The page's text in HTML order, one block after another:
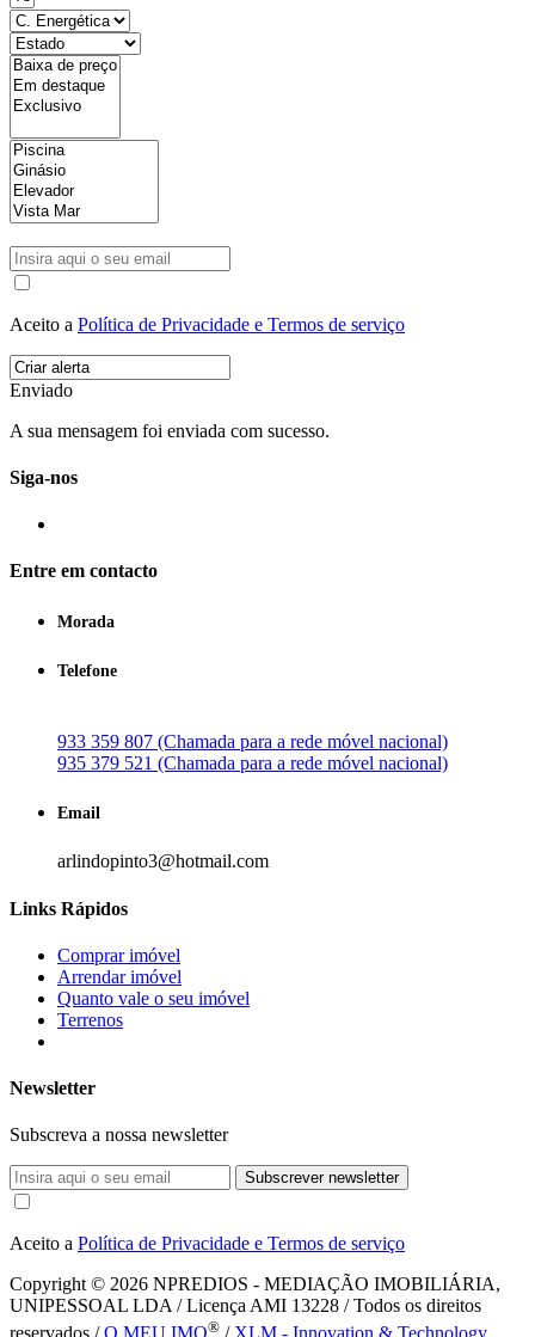
Aceito a Política de Privacidade e Termos de serviço
Enviado
A sua mensagem foi enviada com sucesso.
Siga-nos
Entre em contacto
Morada
Telefone
933 359 807 (Chamada para a rede móvel nacional)
935 379 521 (Chamada para a rede móvel nacional)
Email
arlindopinto3@hotmail.com
Links Rápidos
Comprar imóvel
Arrendar imóvel
Quanto vale o seu imóvel
Terrenos
Newsletter
Subscreva a nossa newsletter
Subscrever newsletter
Aceito a Política de Privacidade e Termos de serviço
Copyright © 2026 NPREDIOS - MEDIAÇÃO IMOBILIÁRIA,
UNIPESSOAL LDA / Licença AMI 13228 / Todos os direitos
reservados /O MEU IMO® / XLM - Innovation & Technology